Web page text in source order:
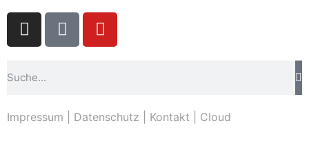
Impressum Datenschutz Kontakt Cloud